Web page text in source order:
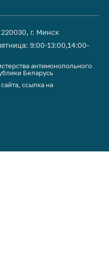
г. Минск
9:00-13:00,14:00-
антимонопольного
Беларусь
ссылка на